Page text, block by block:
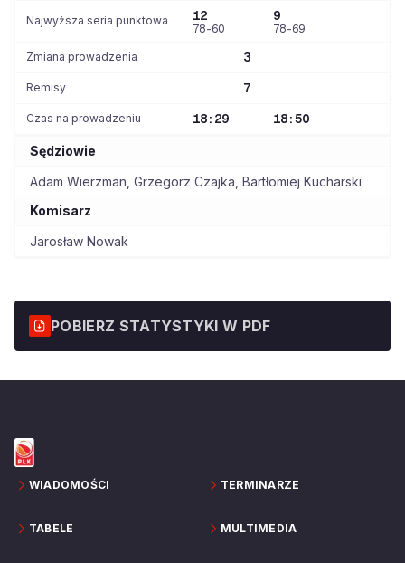
Sędziowie
Adam Wierzman Grzegorz Czajka Bartłomiej Kucharski
Komisarz
Jarosław Nowak
Najwyższa seria punktowa 12
78-60
9
78-69
Zmiana prowadzenia 3
Remisy 7
Czas na prowadzeniu 18:29 18:50
POBIERZ STATYSTYKI W PDF
WIADOMOŚCI TERMINARZE
TABELE MULTIMEDIA